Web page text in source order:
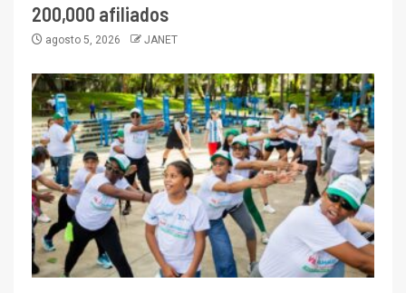
200,000 afiliados
agosto 5, 2026 JANET